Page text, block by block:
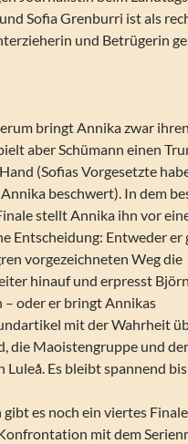
Sofia Grenburri ist als
und Betrügerin
bringt Annika zwar
aber Schümann einen
(Sofias Vorgesetzte
beschwert). In dem
stellt Annika ihn vor
Entscheidung: Entweder er
vorgezeichneten Weg die
hinauf und erpresst
oder er bringt Annikas
mit der Wahrheit
die Maoistengruppe und
Luleå. Es bleibt spannend bis
es noch ein viertes
mit dem